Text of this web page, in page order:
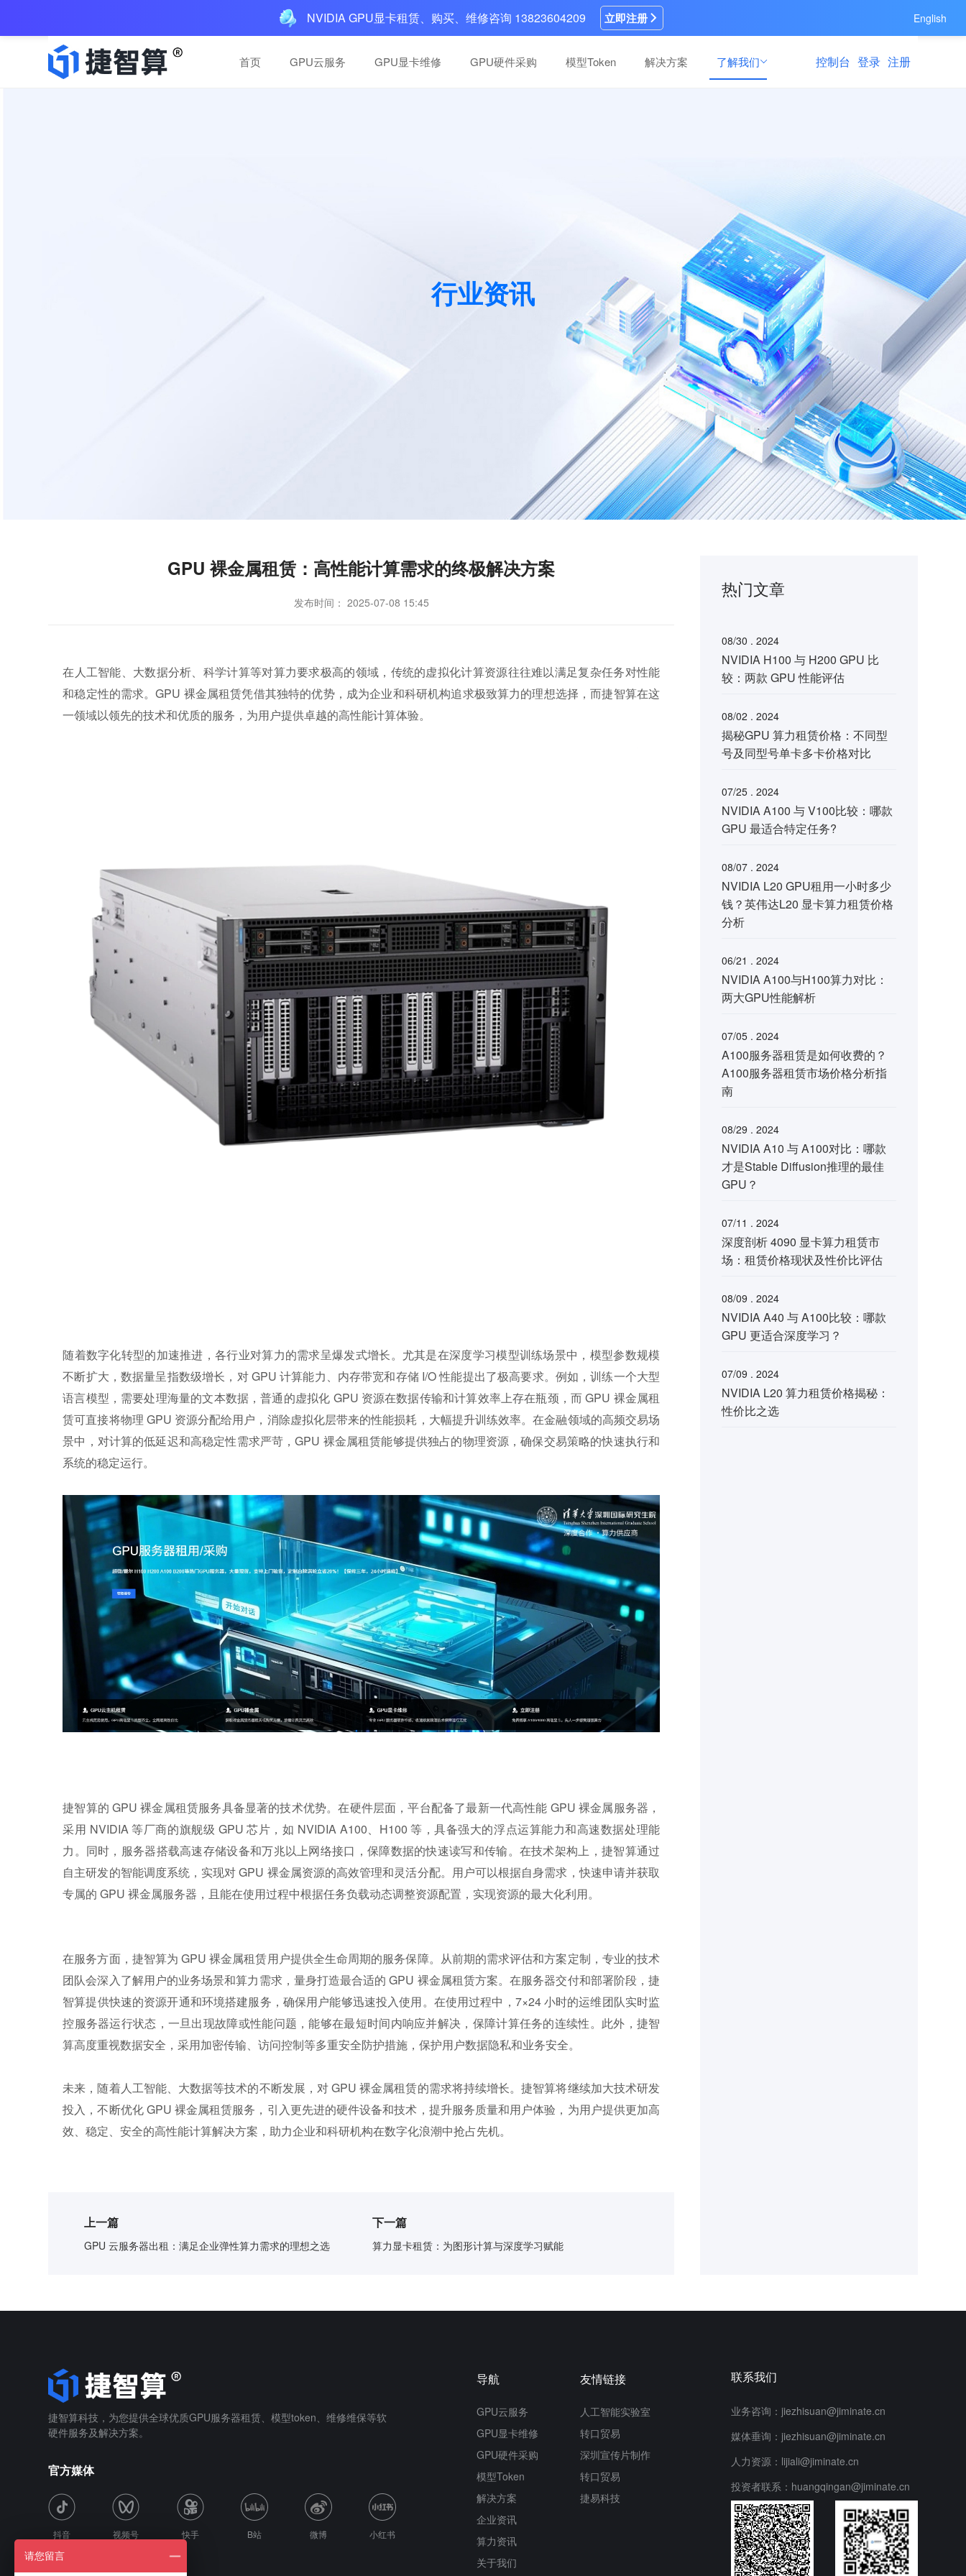
NVIDIA GPU显卡租赁、购买、维修咨询 13823604209 立即注册 English
首页 GPU云服务 GPU显卡维修 GPU硬件采购 模型Token 解决方案 了解我们 控制台 登录 注册
算力运营服务
全链路GPU算力资源纳管与商业运营服务，
资源纳管、营销推广到持续运维运营的一站
式GPU算力运营服务
算力运营服务
全链路GPU算力资源纳管与商业运营服务，
资源纳管、营销推广到持续运维运营的一站
式GPU算力运营服务
行业资讯
GPU 裸金属租赁：高性能计算需求的终极解决方案
发布时间： 2025-07-08 15:45
在人工智能、大数据分析、科学计算等对算力要求极高的领域，传统的虚拟化计算资源往往难以满足复杂任务对性能
和稳定性的需求。GPU 裸金属租赁凭借其独特的优势，成为企业和科研机构追求极致算力的理想选择，而捷智算在这
一领域以领先的技术和优质的服务，为用户提供卓越的高性能计算体验。
随着数字化转型的加速推进，各行业对算力的需求呈爆发式增长。尤其是在深度学习模型训练场景中，模型参数规模
不断扩大，数据量呈指数级增长，对 GPU 计算能力、内存带宽和存储 I/O 性能提出了极高要求。例如，训练一个大型
语言模型，需要处理海量的文本数据，普通的虚拟化 GPU 资源在数据传输和计算效率上存在瓶颈，而 GPU 裸金属租
赁可直接将物理 GPU 资源分配给用户，消除虚拟化层带来的性能损耗，大幅提升训练效率。在金融领域的高频交易场
景中，对计算的低延迟和高稳定性需求严苛，GPU 裸金属租赁能够提供独占的物理资源，确保交易策略的快速执行和
系统的稳定运行。
捷智算的 GPU 裸金属租赁服务具备显著的技术优势。在硬件层面，平台配备了最新一代高性能 GPU 裸金属服务器，
采用 NVIDIA 等厂商的旗舰级 GPU 芯片，如 NVIDIA A100、H100 等，具备强大的浮点运算能力和高速数据处理能
力。同时，服务器搭载高速存储设备和万兆以上网络接口，保障数据的快速读写和传输。在技术架构上，捷智算通过
自主研发的智能调度系统，实现对 GPU 裸金属资源的高效管理和灵活分配。用户可以根据自身需求，快速申请并获取
专属的 GPU 裸金属服务器，且能在使用过程中根据任务负载动态调整资源配置，实现资源的最大化利用。
在服务方面，捷智算为 GPU 裸金属租赁用户提供全生命周期的服务保障。从前期的需求评估和方案定制，专业的技术
团队会深入了解用户的业务场景和算力需求，量身打造最合适的 GPU 裸金属租赁方案。在服务器交付和部署阶段，捷
智算提供快速的资源开通和环境搭建服务，确保用户能够迅速投入使用。在使用过程中，7×24 小时的运维团队实时监
控服务器运行状态，一旦出现故障或性能问题，能够在最短时间内响应并解决，保障计算任务的连续性。此外，捷智
算高度重视数据安全，采用加密传输、访问控制等多重安全防护措施，保护用户数据隐私和业务安全。
未来，随着人工智能、大数据等技术的不断发展，对 GPU 裸金属租赁的需求将持续增长。捷智算将继续加大技术研发
投入，不断优化 GPU 裸金属租赁服务，引入更先进的硬件设备和技术，提升服务质量和用户体验，为用户提供更加高
效、稳定、安全的高性能计算解决方案，助力企业和科研机构在数字化浪潮中抢占先机。
上一篇
GPU 云服务器出租：满足企业弹性算力需求的理想之选
下一篇
算力显卡租赁：为图形计算与深度学习赋能
热门文章
08/30 . 2024
NVIDIA H100 与 H200 GPU 比
较：两款 GPU 性能评估
08/02 . 2024
揭秘GPU 算力租赁价格：不同型
号及同型号单卡多卡价格对比
07/25 . 2024
NVIDIA A100 与 V100比较：哪款
GPU 最适合特定任务?
08/07 . 2024
NVIDIA L20 GPU租用一小时多少
钱？英伟达L20 显卡算力租赁价格
分析
06/21 . 2024
NVIDIA A100与H100算力对比：
两大GPU性能解析
07/05 . 2024
A100服务器租赁是如何收费的？
A100服务器租赁市场价格分析指
南
08/29 . 2024
NVIDIA A10 与 A100对比：哪款
才是Stable Diffusion推理的最佳
GPU？
07/11 . 2024
深度剖析 4090 显卡算力租赁市
场：租赁价格现状及性价比评估
08/09 . 2024
NVIDIA A40 与 A100比较：哪款
GPU 更适合深度学习？
07/09 . 2024
NVIDIA L20 算力租赁价格揭秘：
性价比之选
捷智算科技，为您提供全球优质GPU服务器租赁、模型token、维修维保等软
硬件服务及解决方案。
官方媒体
抖音 视频号 快手 B站 微博 小红书
导航
GPU云服务
GPU显卡维修
GPU硬件采购
模型Token
解决方案
企业资讯
算力资讯
关于我们
友情链接
人工智能实验室
转口贸易
深圳宣传片制作
转口贸易
捷易科技
联系我们
业务咨询：jiezhisuan@jiminate.cn
媒体垂询：jiezhisuan@jiminate.cn
人力资源：lijiali@jiminate.cn
投资者联系：huangqingan@jiminate.cn
请您留言